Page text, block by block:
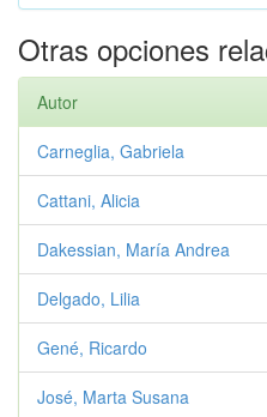
Otras opciones
Autor
Carneglia, Gabriela
Cattani, Alicia
Dakessian, María Andrea
Delgado, Lilia
Gené, Ricardo
José, Marta Susana